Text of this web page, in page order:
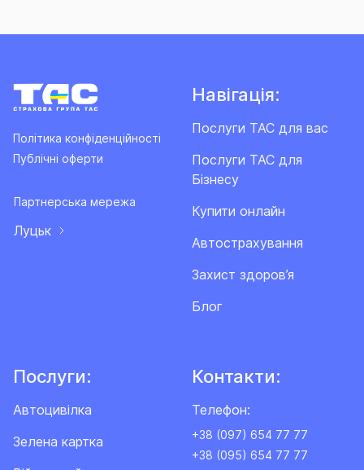
Політика конфіденційності
Публічні оферти
Партнерська мережа
Луцьк
Навігація:
Послуги ТАС для вас
Послуги ТАС для
Бізнесу
Купити онлайн
Автострахування
Захист здоров’я
Блог
Послуги:
Автоцивілка
Зелена картка
Контакти:
Телефон:
+38 (097) 654 77 77
+38 (095) 654 77 77